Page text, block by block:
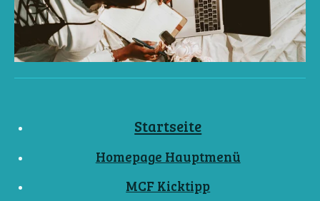
Startseite
Homepage Hauptmenü
MCF Kicktipp